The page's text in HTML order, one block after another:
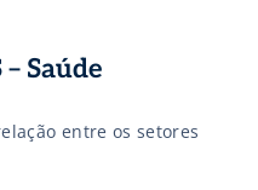
Saúde
entre os setores